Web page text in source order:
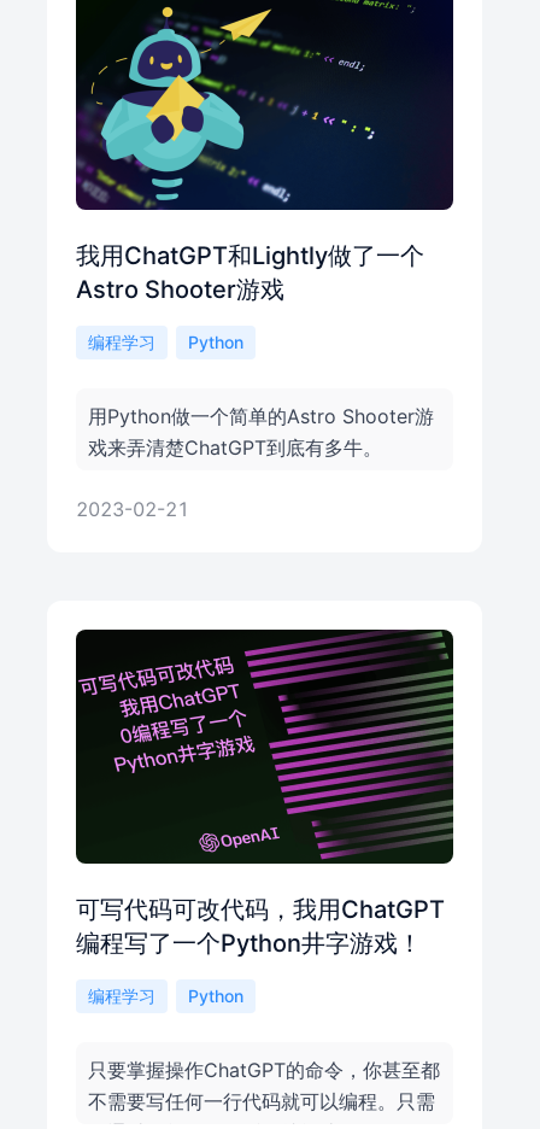
我用ChatGPT和Lightly做了一个
Astro Shooter游戏
编程学习 Python
用Python做一个简单的Astro Shooter游
戏来弄清楚ChatGPT到底有多牛。
2023-02-21
可写代码可改代码，我用ChatGPT
编程写了一个Python井字游戏！
编程学习 Python
只要掌握操作ChatGPT的命令，你甚至都
不需要写任何一行代码就可以编程。只需